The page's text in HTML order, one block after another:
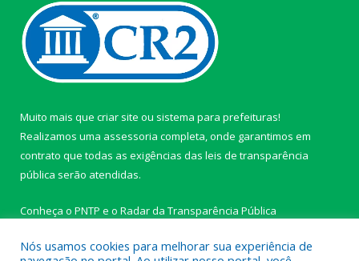
Muito mais que criar site ou sistema para prefeituras!
Realizamos uma assessoria completa, onde garantimos em
contrato que todas as exigências das leis de transparência
pública serão atendidas.
Conheça o PNTP e o Radar da Transparência Pública
Nós usamos cookies para melhorar sua experiência de